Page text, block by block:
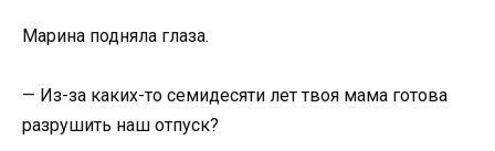
Марина подняла глаза.
— Из-за каких-то семидесяти лет твоя мама готова
разрушить наш отпуск?